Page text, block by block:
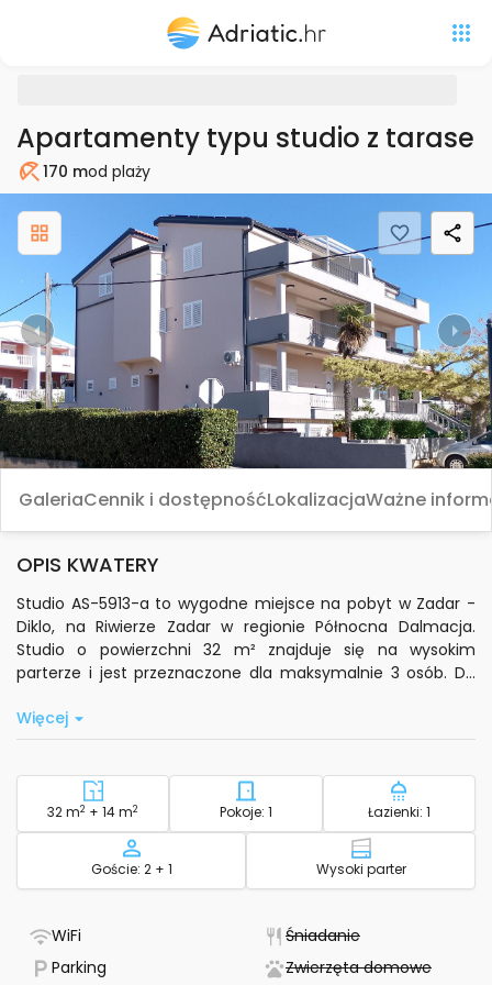
Apartamenty typu studio z
Plaża170 mod plaży
Previous Next
GaleriaCennik i dostępnośćLokalizacjaWażne
OPIS KWATERY
Studio AS-5913-a to wygodne miejsce na pobyt w Zadar -
Diklo, na Riwierze Zadar w regionie Północna Dalmacja.
Studio o powierzchni 32 m² znajduje się na wysokim
parterze i jest przeznaczone dla maksymalnie 3 osób. Do
podstawowe naczynia, kuchenkę mikrofalową oraz czajnik
elektryczny, co pozwala na samodzielne przygotowywanie
W apartamencie znajduje się klimatyzacja (w cenie),
centralne ogrzewanie, standardowe Wi-Fi oraz telewizja
satelitarna. Dodatkowo Goście mają dostęp do pralki,
żelazka, deski do prasowania oraz suszarki do włosów. Na
przygotowano ręczniki łazienkowe oraz podstawowe
kosmetyki.
Więcej
Powierzchnia - zakwaterowanie
32 m2 + 14 m2 Liczba sypialni -
Pokoje: 1 Liczba
Łazienki: 1
Pojemność
Goście: 2 + 1 Piętro -
Wysoki parter
WiFi Śniadanie- Nie jest
Parking
Zwierzęta domowe- Nie